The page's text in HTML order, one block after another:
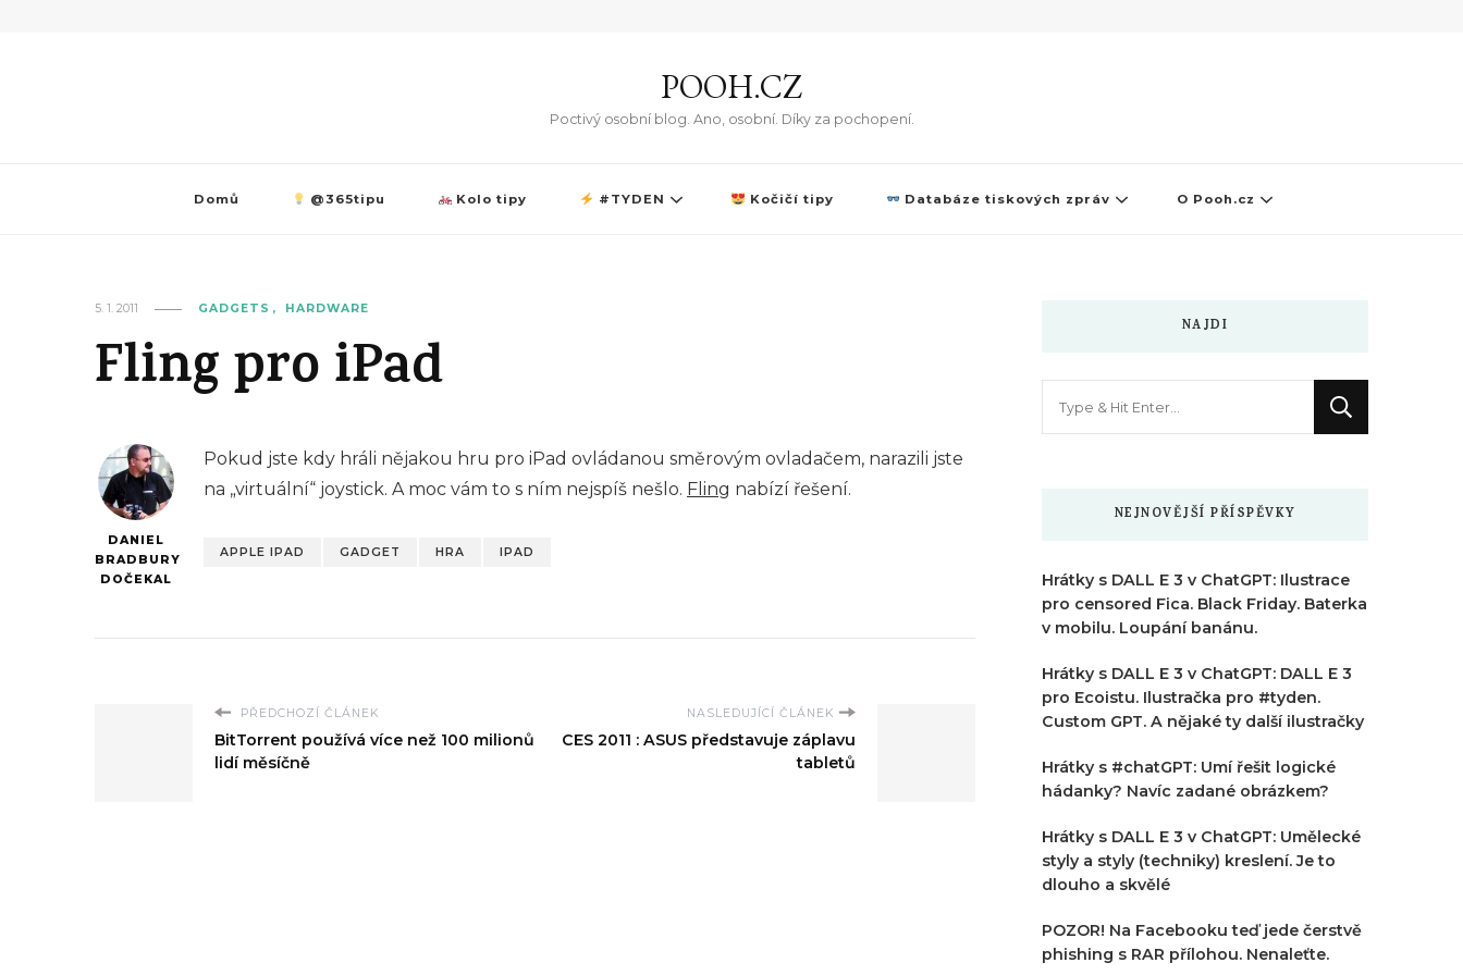
POOH.CZ
Poctivý osobní blog. Ano, osobní. Díky za pochopení.
Domů @365tipu Kolo tipy #TYDEN Kočičí tipy Databáze tiskových zpráv O Pooh.cz
5. 1. 2011 GADGETS HARDWARE
Fling pro iPad
DANIEL
BRADBURY
DOČEKAL
Pokud jste kdy hráli nějakou hru pro iPad ovládanou směrovým ovladačem, narazili jste
na „virtuální“ joystick. A moc vám to s ním nejspíš nešlo. Fling nabízí řešení.
APPLE IPAD GADGET HRA IPAD
PŘEDCHOZÍ ČLÁNEK
BitTorrent používá více než 100 milionů
lidí měsíčně
NASLEDUJÍCÍ ČLÁNEK
CES 2011 : ASUS představuje záplavu
tabletů
NAJDI
NEJNOVĚJŠÍ PŘÍSPĚVKY
Hrátky s DALL E 3 v ChatGPT: Ilustrace
pro censored Fica. Black Friday. Baterka
v mobilu. Loupání banánu.
Hrátky s DALL E 3 v ChatGPT: DALL E 3
pro Ecoistu. Ilustračka pro #tyden.
Custom GPT. A nějaké ty další ilustračky
Hrátky s #chatGPT: Umí řešit logické
hádanky? Navíc zadané obrázkem?
Hrátky s DALL E 3 v ChatGPT: Umělecké
styly a styly (techniky) kreslení. Je to
dlouho a skvělé
POZOR! Na Facebooku teď jede čerstvě
phishing s RAR přílohou. Nenaleťte.